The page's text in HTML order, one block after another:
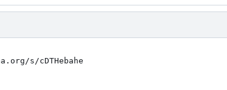
s/cDTHebahe